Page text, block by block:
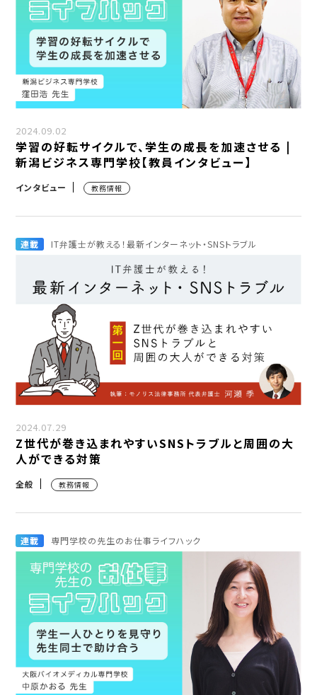
2024.09.02
学習の好転サイクルで、学生の成長を加速させる |
新潟ビジネス専門学校【教員インタビュー】
インタビュー 教務情報
連載 IT弁護士が教える！最新インターネット・SNSトラブル
2024.07.29
Z世代が巻き込まれやすいSNSトラブルと周囲の大
人ができる対策
全般 教務情報
連載 専門学校の先生のお仕事ライフハック